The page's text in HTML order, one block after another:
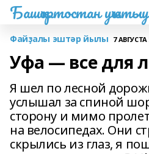
Башҡортостан
Файҙалы эштәр йылы 7 АВГУСТА
Уфа — все для
Я шел по лесной
услышал за спиной
сторону и мимо
на велосипедах. Они
скрылись из глаз, я